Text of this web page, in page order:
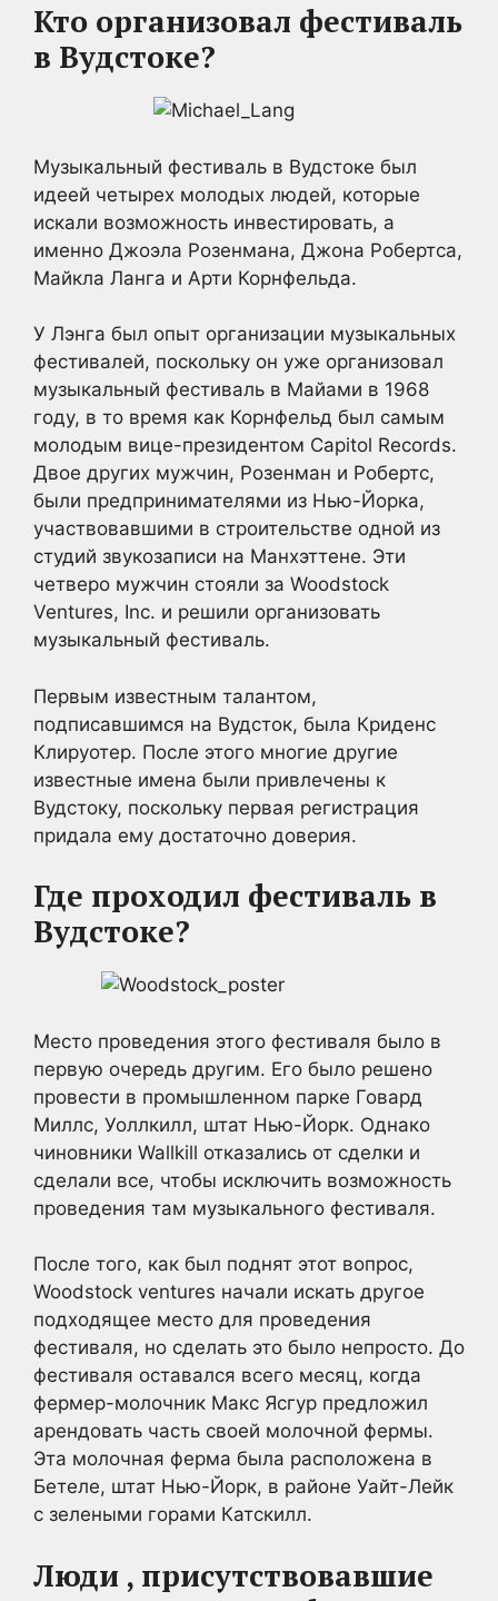
Кто организовал фестиваль
в Вудстоке?
Музыкальный фестиваль в Вудстоке был
идеей четырех молодых людей, которые
искали возможность инвестировать, а
именно Джоэла Розенмана, Джона Робертса,
Майкла Ланга и Арти Корнфельда.
У Лэнга был опыт организации музыкальных
фестивалей, поскольку он уже организовал
музыкальный фестиваль в Майами в 1968
году, в то время как Корнфельд был самым
молодым вице-президентом Capitol Records.
Двое других мужчин, Розенман и Робертс,
были предпринимателями из Нью-Йорка,
участвовавшими в строительстве одной из
студий звукозаписи на Манхэттене. Эти
четверо мужчин стояли за Woodstock
Ventures, Inc. и решили организовать
музыкальный фестиваль.
Первым известным талантом,
подписавшимся на Вудсток, была Криденс
Клируотер. После этого многие другие
известные имена были привлечены к
Вудстоку, поскольку первая регистрация
придала ему достаточно доверия.
Где проходил фестиваль в
Вудстоке?
Место проведения этого фестиваля было в
первую очередь другим. Его было решено
провести в промышленном парке Говард
Миллс, Уоллкилл, штат Нью-Йорк. Однако
чиновники Wallkill отказались от сделки и
сделали все, чтобы исключить возможность
проведения там музыкального фестиваля.
После того, как был поднят этот вопрос,
Woodstock ventures начали искать другое
подходящее место для проведения
фестиваля, но сделать это было непросто. До
фестиваля оставался всего месяц, когда
фермер-молочник Макс Ясгур предложил
арендовать часть своей молочной фермы.
Эта молочная ферма была расположена в
Бетеле, штат Нью-Йорк, в районе Уайт-Лейк
с зелеными горами Катскилл.
Люди , присутствовавшие